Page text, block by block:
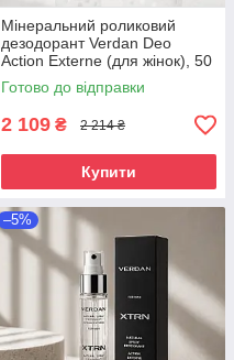
Мінеральний роликовий
дезодорант Verdan Deo
Action Externe (для жінок), 50
мл
Готово до відправки
2 109 ₴ 2 214 ₴
Купити
–5%